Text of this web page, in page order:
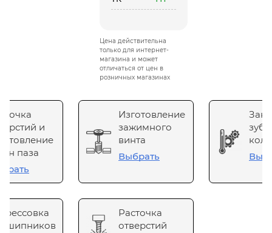
Цена действительна
только для интернет-
магазина и может
отличаться от цен в
розничных магазинах
и
паза
Изготовление
зажимного
винта
Выбрать
Расточка
отверстий